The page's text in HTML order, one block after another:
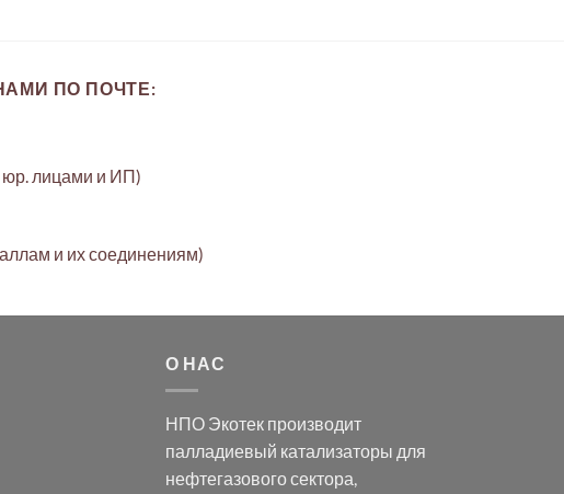
ПО ПОЧТЕ:
юр. лицами и ИП)
и их соединениям)
О НАС
НПО Экотек производит
палладиевый катализаторы для
нефтегазового сектора,